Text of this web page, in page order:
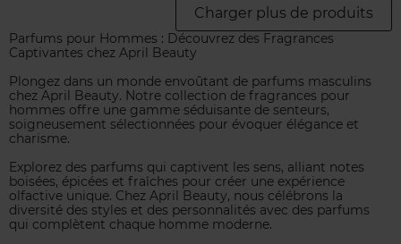
Charger plus de produits
Parfums pour Hommes : Découvrez des Fragrances
Captivantes chez April Beauty
Plongez dans un monde envoûtant de parfums masculins
chez April Beauty. Notre collection de fragrances pour
hommes offre une gamme séduisante de senteurs,
soigneusement sélectionnées pour évoquer élégance et
charisme.
Explorez des parfums qui captivent les sens, alliant notes
boisées, épicées et fraîches pour créer une expérience
olfactive unique. Chez April Beauty, nous célébrons la
diversité des styles et des personnalités avec des parfums
qui complètent chaque homme moderne.